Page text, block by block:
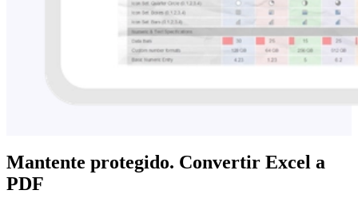
Mantente protegido. Convertir Excel a
PDF